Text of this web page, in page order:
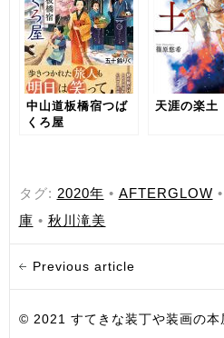
中山道板橋宿つば
くろ屋
天涯の楽土
タグ: 2020年 • AFTERGLOW •
庫 • 秋川滝美
Previous article
© 2021 すてきな装丁や装画